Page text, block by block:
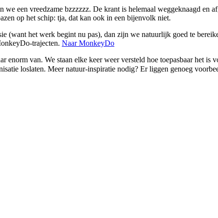
een vreedzame bzzzzzz. De krant is helemaal weggeknaagd en
op het schip: tja, dat kan ook in een bijenvolk niet.
(want het werk begint nu pas), dan zijn we natuurlijk goed te
trajecten. Naar MonkeyDo
enorm van. We staan elke keer weer versteld hoe toepasbaar het
loslaten. Meer natuur-inspiratie nodig? Er liggen genoeg